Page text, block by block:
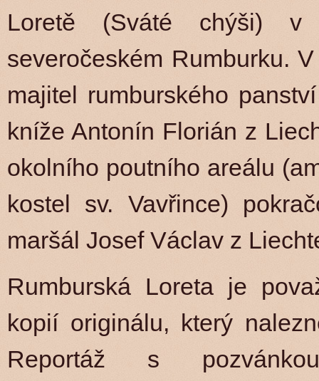
Loretě (Sváté chýši) v
severočeském Rumburku.
majitel rumburského
kníže Antonín Florián z
okolního poutního areálu
kostel sv. Vavřince)
maršál Josef Václav z
Rumburská Loreta je
kopií originálu, který
Reportáž s